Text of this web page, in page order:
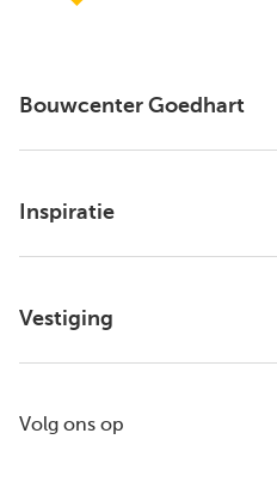
Bouwcenter Goedhart
Inspiratie
Vestiging
Volg ons op